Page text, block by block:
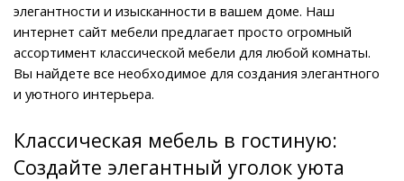
элегантности и изысканности в вашем доме. Наш
интернет сайт мебели предлагает просто огромный
ассортимент классической мебели для любой комнаты.
Вы найдете все необходимое для создания элегантного
и уютного интерьера.
Классическая мебель в гостиную:
Создайте элегантный уголок уюта